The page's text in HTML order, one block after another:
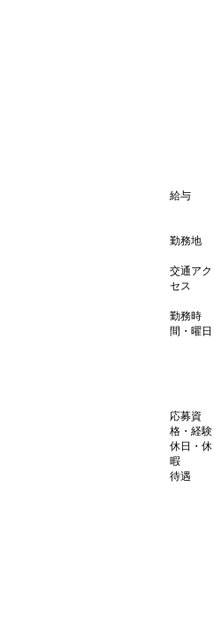
給与
勤務地
交通アク
セス
勤務時
間・曜日
応募資
格・経験
休日・休
暇
待遇